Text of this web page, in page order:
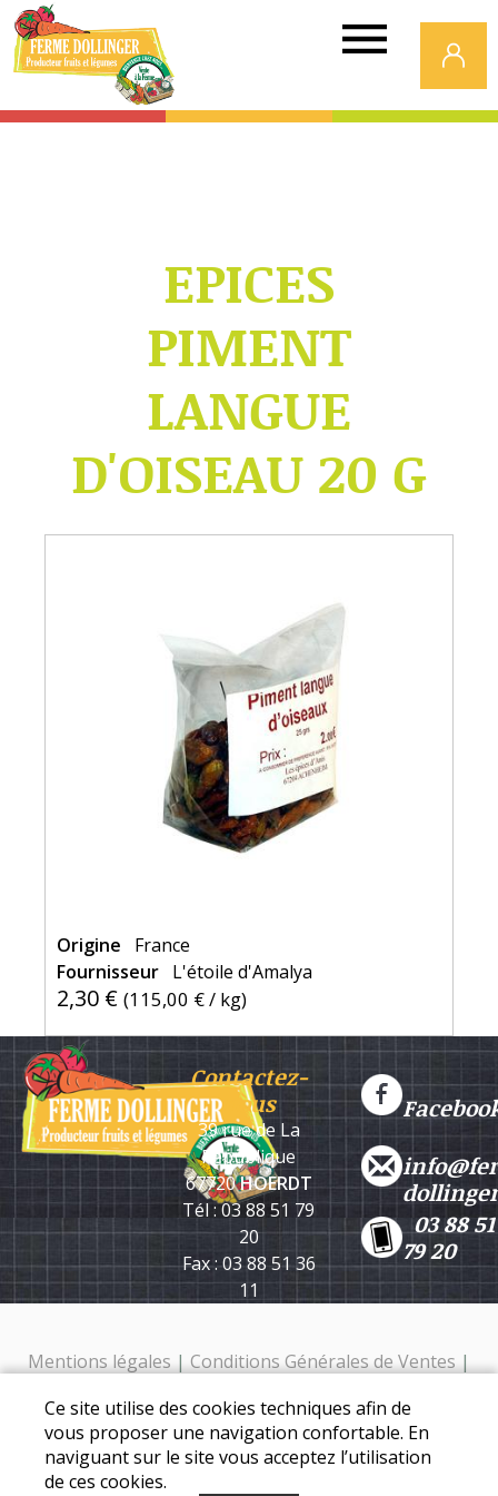
EPICES
PIMENT
LANGUE
D'OISEAU 20 G
Origine
France
Fournisseur L'étoile d'Amalya
2,30 € (115,00 €/ kg)
Contactez-
nous
39 rue de La
République
67720HOERDT
Tél : 03 88 51 79
20
Fax : 03 88 51 36
11
03 88 51
79 20
Mentions légales | Conditions Générales de Ventes |
Ferme Dollinger - 39 rue de la république - 67720 Hoerdt -
Tél. : 03 88 51 79 20
Ce site utilise des cookies techniques afin de
vous proposer une navigation confortable. En
naviguant sur le site vous acceptez l’utilisation
de ces cookies.